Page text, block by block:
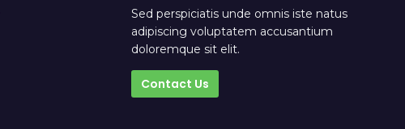
Sed perspiciatis unde omnis iste natus
adipiscing voluptatem accusantium
doloremque sit elit.
Contact Us